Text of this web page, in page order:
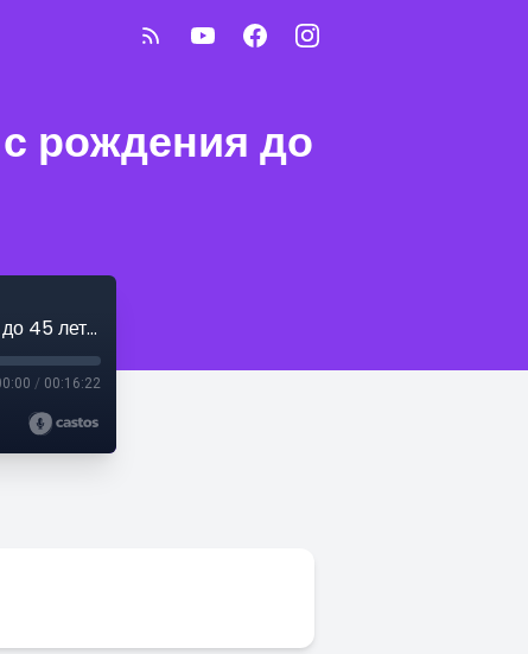
рождения до
«Горькая доля, или Песни о моей жизни с рождения до 45 лет». Песня 85
/ 00:16:22